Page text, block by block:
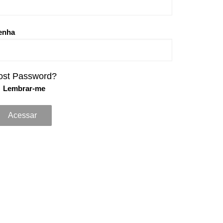
Password?
Lembrar-me